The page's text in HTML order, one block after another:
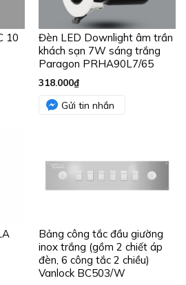
10
Đèn LED Downlight âm trần
khách sạn 7W sáng trắng
Paragon PRHA90L7/65
318.000₫
Gửi tin nhắn
Bảng công tắc đầu giường
inox trắng (gồm 2 chiết áp
đèn, 6 công tắc 2 chiều)
Vanlock BC503/W